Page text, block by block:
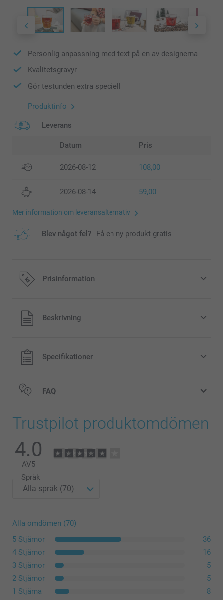
Personlig anpassning med text på en av designerna
Kvalitetsgravyr
Gör testunden extra speciell
Produktinfo
Leverans
Datum Pris
2026-08-12 108,00
2026-08-14 59,00
Mer information om leveransalternativ
Blev något fel? Få en ny produkt gratis
Prisinformation
Alla priser är i svenska kronor (SEK), inklusive moms och
exklusive porto.
Beskrivning
Specifikationer
FAQ
Trustpilot produktomdömen
4.0
AV5
Språk
Alla omdömen (70)
5 Stjärnor
36
4 Stjärnor
16
3 Stjärnor
5
2 Stjärnor
5
1 Stjärna
8